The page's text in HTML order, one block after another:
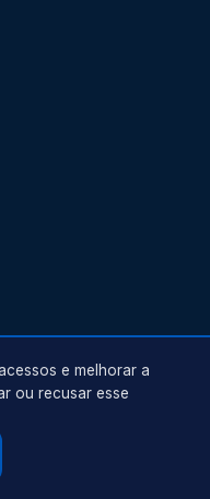
reservados.
e melhorar a
ou recusar esse